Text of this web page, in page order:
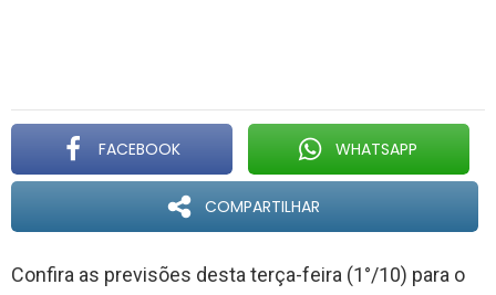
FACEBOOK WHATSAPP
COMPARTILHAR
Confira as previsões desta terça-feira (1°/10) para o